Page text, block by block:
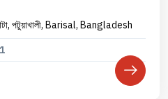
পটুয়াখালী, Barisal, Bangladesh